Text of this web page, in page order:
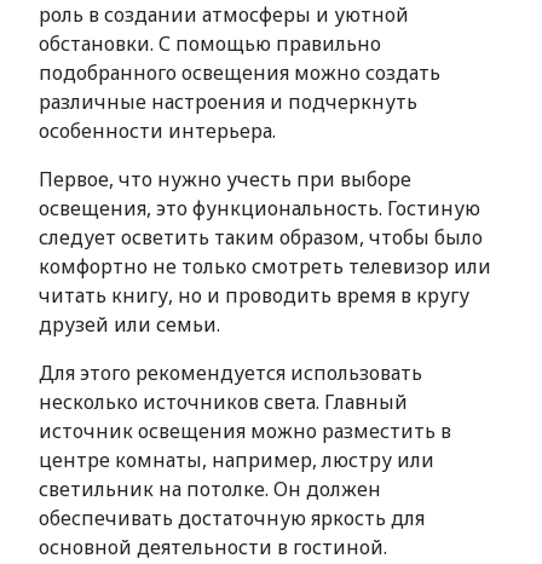
роль в создании атмосферы и уютной
обстановки. С помощью правильно
подобранного освещения можно создать
различные настроения и подчеркнуть
особенности интерьера.
Первое, что нужно учесть при выборе
освещения, это функциональность. Гостиную
следует осветить таким образом, чтобы было
комфортно не только смотреть телевизор или
читать книгу, но и проводить время в кругу
друзей или семьи.
Для этого рекомендуется использовать
несколько источников света. Главный
источник освещения можно разместить в
центре комнаты, например, люстру или
светильник на потолке. Он должен
обеспечивать достаточную яркость для
основной деятельности в гостиной.